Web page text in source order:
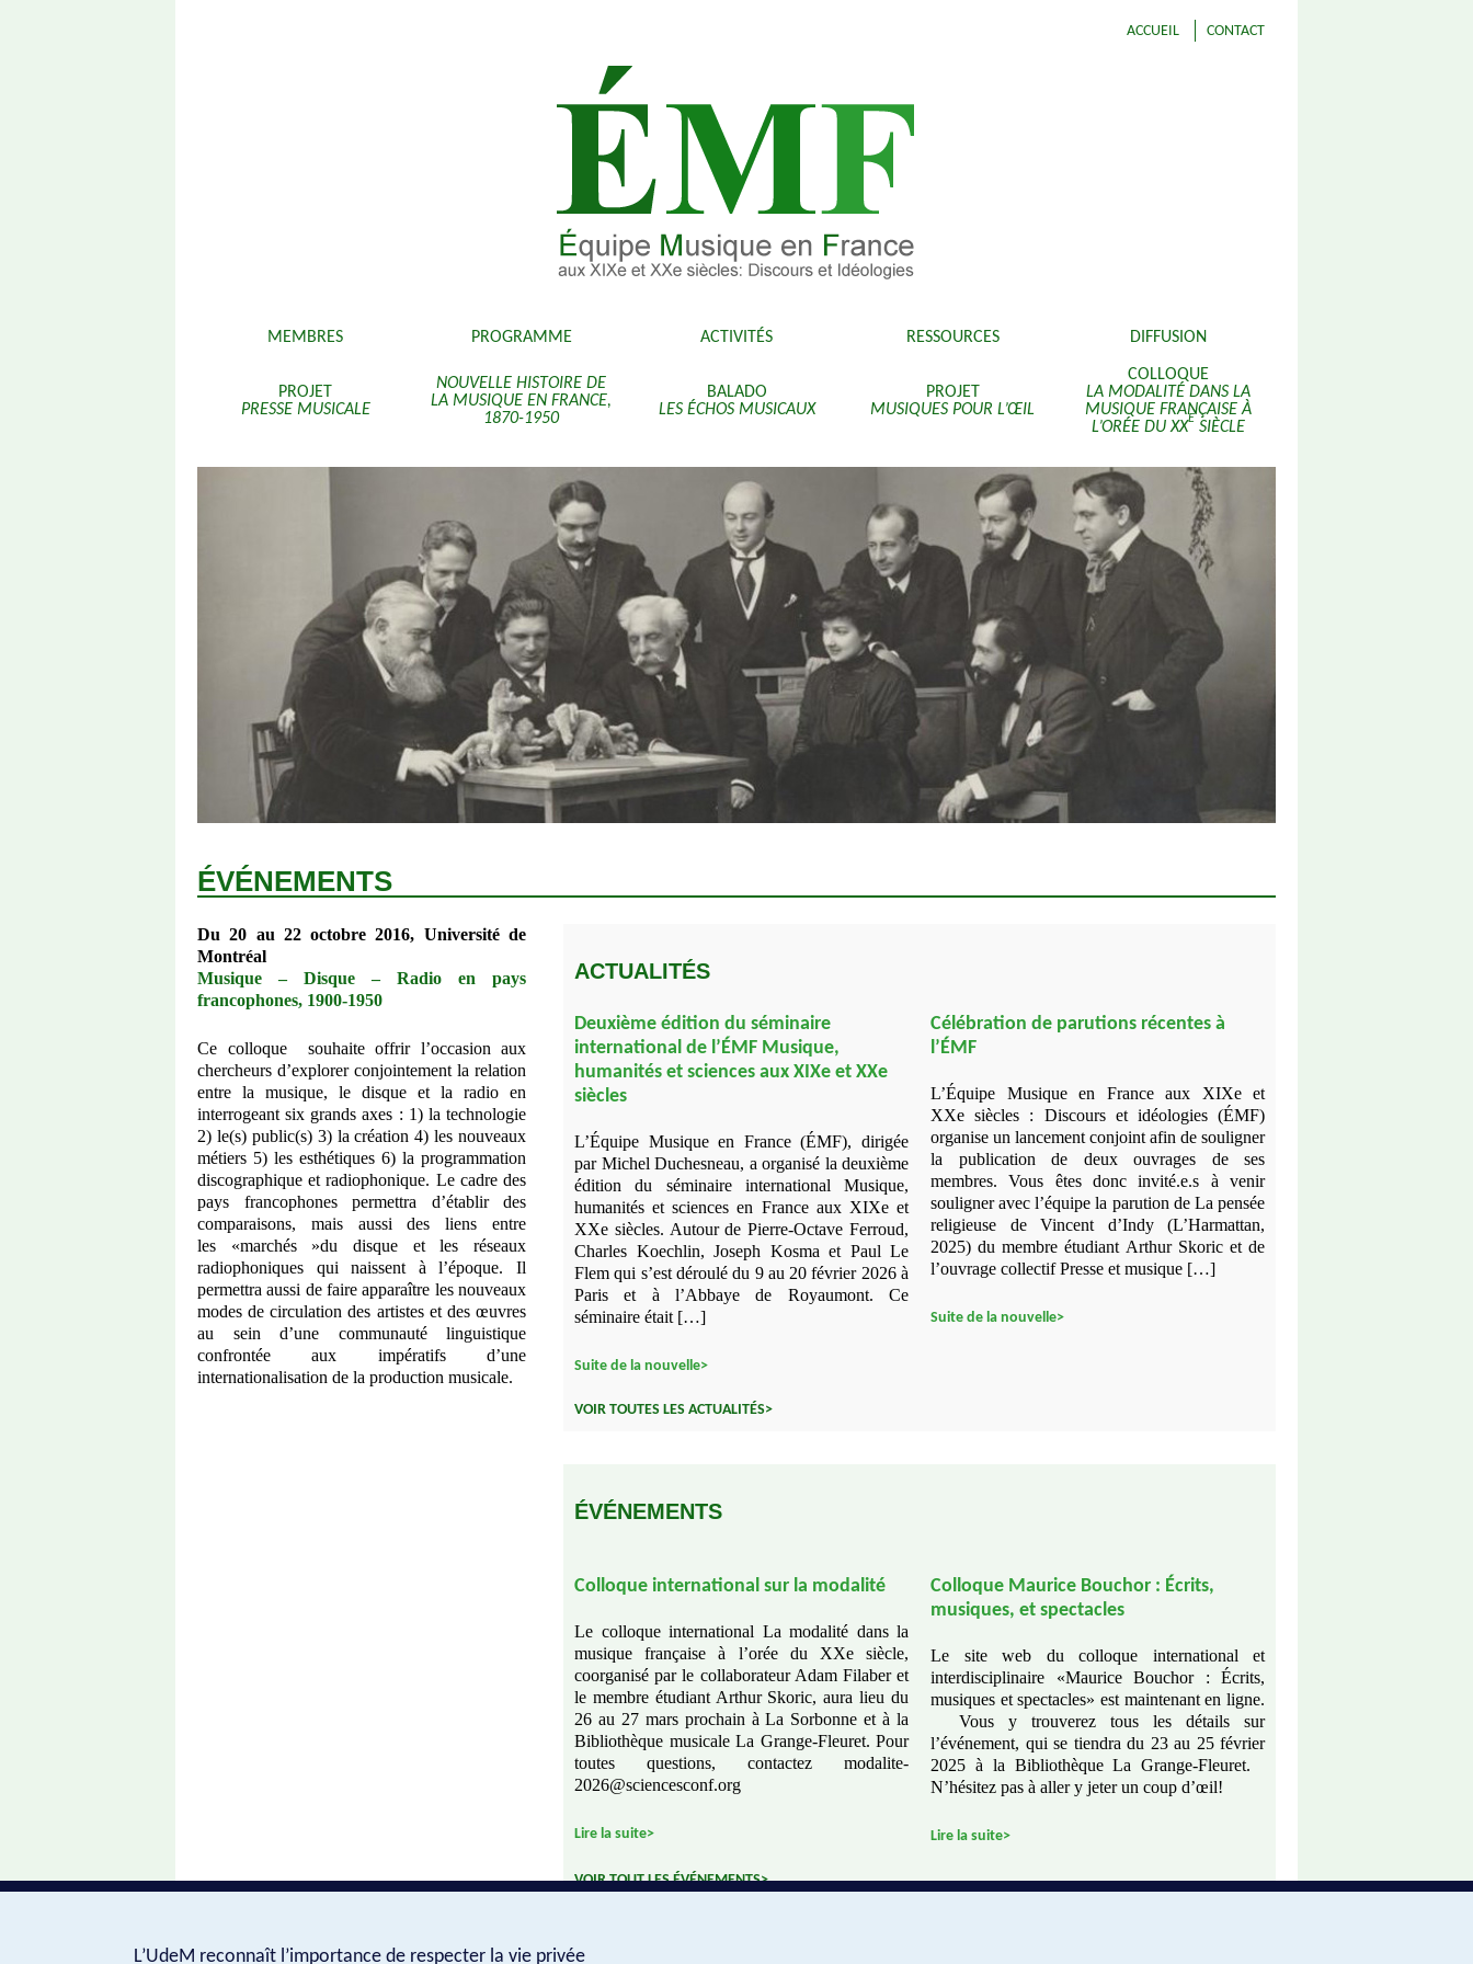
ACCUEIL CONTACT
MEMBRES PROGRAMME ACTIVITÉS RESSOURCES DIFFUSION
PROJET
PRESSE MUSICALE
NOUVELLE HISTOIRE DE
LA MUSIQUE EN FRANCE,
1870-1950
BALADO
LES ÉCHOS MUSICAUX
PROJET
MUSIQUES POUR L’ŒIL
COLLOQUE
LA MODALITÉ DANS LA
MUSIQUE FRANÇAISE À
L’ORÉE DU XXE SIÈCLE
ÉVÉNEMENTS
Du 20 au 22 octobre 2016, Université de
Montréal
Musique – Disque – Radio en pays
francophones, 1900-1950
Ce colloque
souhaite offrir l’occasion aux
chercheurs d’explorer conjointement la relation
entre la musique, le disque et la radio en
interrogeant six grands axes : 1) la technologie
2) le(s) public(s) 3) la création 4) les nouveaux
métiers 5) les esthétiques 6) la programmation
discographique et radiophonique. Le cadre des
pays francophones permettra d’établir des
comparaisons, mais aussi des liens entre
les «marchés »du disque et les réseaux
radiophoniques qui naissent à l’époque. Il
permettra aussi de faire apparaître les nouveaux
modes de circulation des artistes et des œuvres
au sein d’une communauté linguistique
confrontée aux impératifs d’une
internationalisation de la production musicale.
ACTUALITÉS
Deuxième édition du séminaire
international de l’ÉMF Musique,
humanités et sciences aux XIXe et XXe
siècles
L’Équipe Musique en France (ÉMF), dirigée
par Michel Duchesneau, a organisé la deuxième
édition du séminaire international Musique,
humanités et sciences en France aux XIXe et
XXe siècles. Autour de Pierre-Octave Ferroud,
Charles Koechlin, Joseph Kosma et Paul Le
Flem qui s’est déroulé du 9 au 20 février 2026 à
Paris et à l’Abbaye de Royaumont. Ce
séminaire était […]
Suite de la nouvelle>
Célébration de parutions récentes à
l’ÉMF
L’Équipe Musique en France aux XIXe et
XXe siècles : Discours et idéologies (ÉMF)
organise un lancement conjoint afin de souligner
la publication de deux ouvrages de ses
membres. Vous êtes donc invité.e.s à venir
souligner avec l’équipe la parution de La pensée
religieuse de Vincent d’Indy (L’Harmattan,
2025) du membre étudiant Arthur Skoric et de
l’ouvrage collectif Presse et musique […]
Suite de la nouvelle>
VOIR TOUTES LES ACTUALITÉS>
ÉVÉNEMENTS
Colloque international sur la modalité
Le colloque international La modalité dans la
musique française à l’orée du XXe siècle,
coorganisé par le collaborateur Adam Filaber et
le membre étudiant Arthur Skoric, aura lieu du
26 au 27 mars prochain à La Sorbonne et à la
Bibliothèque musicale La Grange-Fleuret. Pour
toutes questions, contactez modalite-
2026@sciencesconf.org
Lire la suite>
Colloque Maurice Bouchor : Écrits,
musiques, et spectacles
Le site web du colloque international et
interdisciplinaire «Maurice Bouchor : Écrits,
musiques et spectacles» est maintenant en ligne.
Vous y trouverez tous les détails sur
l’événement, qui se tiendra du 23 au 25 février
2025 à la Bibliothèque La Grange-Fleuret.
N’hésitez pas à aller y jeter un coup d’œil!
Lire la suite>
VOIR TOUT LES ÉVÉNEMENTS>
L’UdeM reconnaît l’importance de respecter la vie privée